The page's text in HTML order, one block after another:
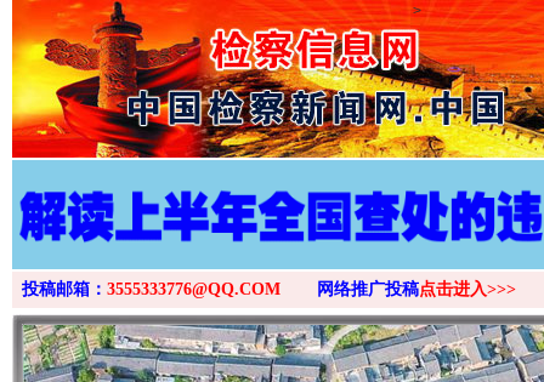
>
投稿邮箱： 3555333776@QQ.COM 网络推广投稿点击进入>>>